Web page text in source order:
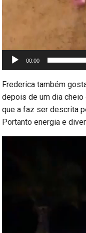
00:00
Frederica também
depois de um dia cheio
que a faz ser descrita
Portanto energia e